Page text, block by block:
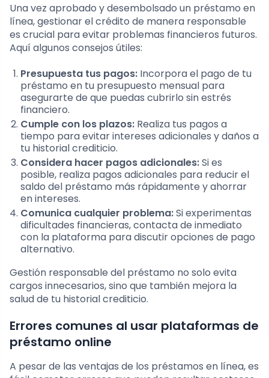
Una vez aprobado y desembolsado un préstamo en
línea, gestionar el crédito de manera responsable
es crucial para evitar problemas financieros futuros.
Aquí algunos consejos útiles:
Presupuesta tus pagos: Incorpora el pago de tu
préstamo en tu presupuesto mensual para
asegurarte de que puedas cubrirlo sin estrés
financiero.
Cumple con los plazos: Realiza tus pagos a
tiempo para evitar intereses adicionales y daños a
tu historial crediticio.
Considera hacer pagos adicionales:Si es
posible, realiza pagos adicionales para reducir el
saldo del préstamo más rápidamente y ahorrar
en intereses.
Comunica cualquier problema:Si experimentas
dificultades financieras, contacta de inmediato
con la plataforma para discutir opciones de pago
alternativo.
Gestión responsable del préstamo no solo evita
cargos innecesarios, sino que también mejora la
salud de tu historial crediticio.
Errores comunes al usar plataformas de
préstamo online
A pesar de las ventajas de los préstamos en línea, es